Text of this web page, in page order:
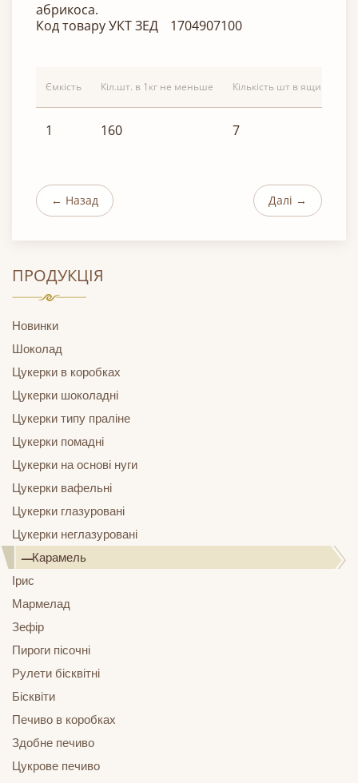
ПРОДУКЦІЯ
Новинки
Шоколад
Цукерки в коробках
Цукерки шоколадні
Цукерки типу праліне
Цукерки помадні
Цукерки на основі нуги
Цукерки вафельні
Цукерки глазуровані
Цукерки неглазуровані
Карамель
Ірис
Мармелад
Зефір
Пироги пісочні
Рулети бісквітні
Бісквіти
Печиво в коробках
Здобне печиво
Цукрове печиво
абрикоса.
Код товару УКТ ЗЕД
1704907100
Ємкість Кіл.шт. в 1кг не меньше Кількість шт в ящику
1 160 7
← Назад Далі →